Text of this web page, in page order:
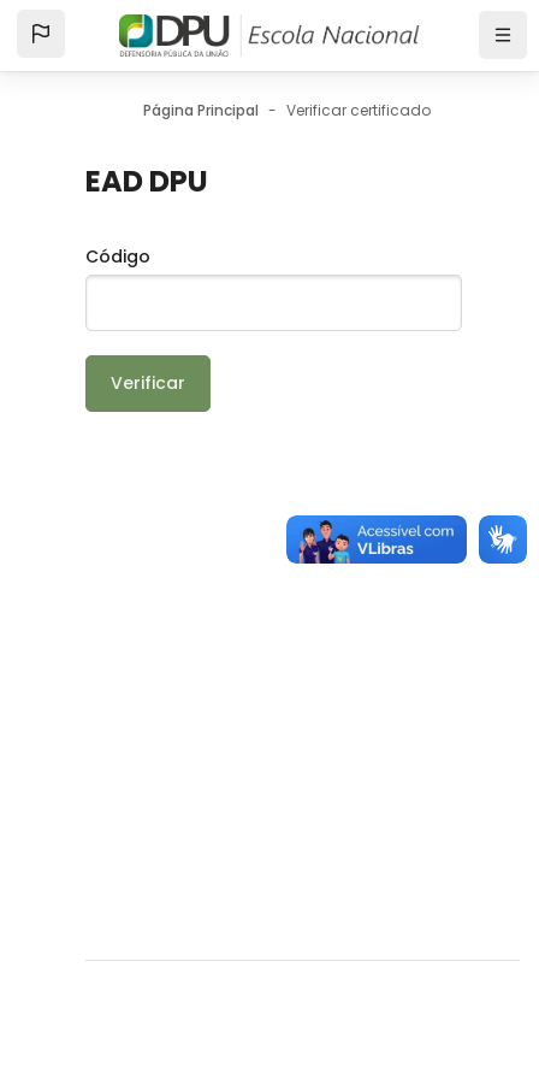
Salta al contenido principal
Página Principal Verificar certificado
EAD DPU
Código